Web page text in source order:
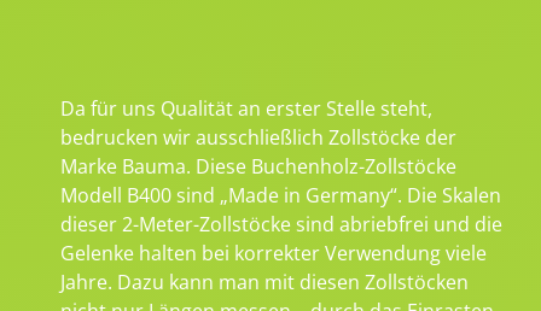
Da für uns Qualität an erster Stelle steht,
bedrucken wir ausschließlich Zollstöcke der
Marke Bauma. Diese Buchenholz-Zollstöcke
Modell B400 sind „Made in Germany“. Die Skalen
dieser 2-Meter-Zollstöcke sind abriebfrei und die
Gelenke halten bei korrekter Verwendung viele
Jahre. Dazu kann man mit diesen Zollstöcken